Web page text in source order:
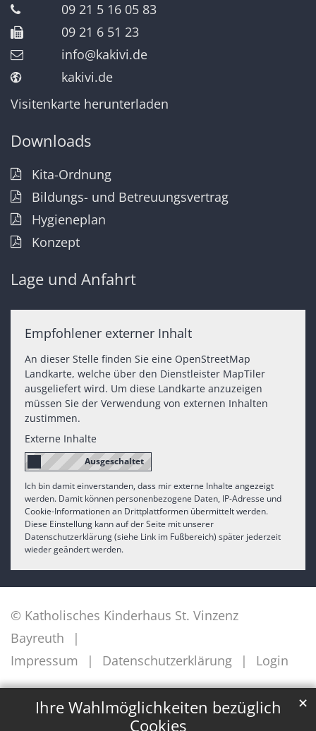
Ihre Wahlmöglichkeiten bezüglich
Cookies
✕
09 21 5 16 05 83
09 21 6 51 23
info@kakivi.de
kakivi.de
Visitenkarte herunterladen
Downloads
Kita-Ordnung
Bildungs- und Betreuungsvertrag
Hygieneplan
Konzept
Lage und Anfahrt
Empfohlener externer Inhalt
An dieser Stelle finden Sie eine OpenStreetMap
Landkarte, welche über den Dienstleister MapTiler
ausgeliefert wird. Um diese Landkarte anzuzeigen
müssen Sie der Verwendung von externen Inhalten
zustimmen.
Externe Inhalte
Ich bin damit einverstanden, dass mir externe Inhalte angezeigt
werden. Damit können personenbezogene Daten, IP-Adresse und
Cookie-Informationen an Drittplattformen übermittelt werden.
Diese Einstellung kann auf der Seite mit unserer
Datenschutzerklärung (siehe Link im Fußbereich) später jederzeit
wieder geändert werden.
© Katholisches Kinderhaus St. Vinzenz
Bayreuth
Impressum
Datenschutzerklärung Login